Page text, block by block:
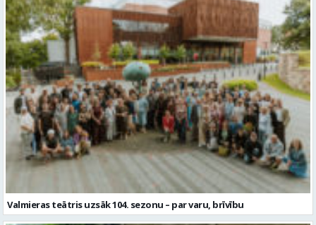
Valmieras teātris uzsāk 104. sezonu – par varu, brīvību